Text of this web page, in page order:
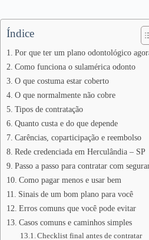
Índice
Por que ter um plano odontológico
Como funciona o sulamérica odonto
O que costuma estar coberto
O que normalmente não cobre
Tipos de contratação
Quanto custa e do que depende
Carências, coparticipação e reembolso
Rede credenciada em Herculândia – SP
Passo a passo para contratar com
Como pagar menos e usar bem
Sinais de um bom plano para você
Erros comuns que você pode evitar
Casos comuns e caminhos simples
Checklist final antes de contratar